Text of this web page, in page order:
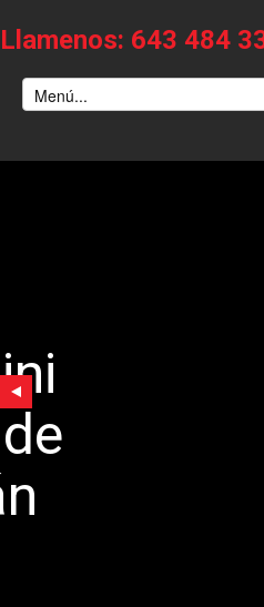
Llamenos: 643 484
Puebla de